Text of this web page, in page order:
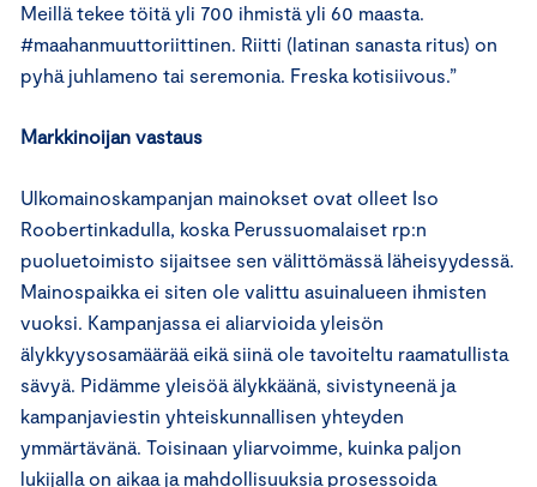
Meillä tekee töitä yli 700 ihmistä yli 60 maasta.
#maahanmuuttoriittinen. Riitti (latinan sanasta ritus) on
pyhä juhlameno tai seremonia. Freska kotisiivous.”
Markkinoijan vastaus
Ulkomainoskampanjan mainokset ovat olleet Iso
Roobertinkadulla, koska Perussuomalaiset rp:n
puoluetoimisto sijaitsee sen välittömässä läheisyydessä.
Mainospaikka ei siten ole valittu asuinalueen ihmisten
vuoksi. Kampanjassa ei aliarvioida yleisön
älykkyysosamäärää eikä siinä ole tavoiteltu raamatullista
sävyä. Pidämme yleisöä älykkäänä, sivistyneenä ja
kampanjaviestin yhteiskunnallisen yhteyden
ymmärtävänä. Toisinaan yliarvoimme, kuinka paljon
lukijalla on aikaa ja mahdollisuuksia prosessoida